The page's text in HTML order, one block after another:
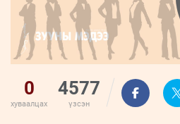
0
хуваалцах
4577
үзсэн